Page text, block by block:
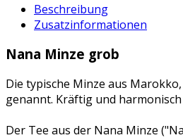
Beschreibung
Zusatzinformationen
Nana Minze grob
Die typische Minze aus
genannt. Kräftig und harmonisch
Der Tee aus der Nana Minze